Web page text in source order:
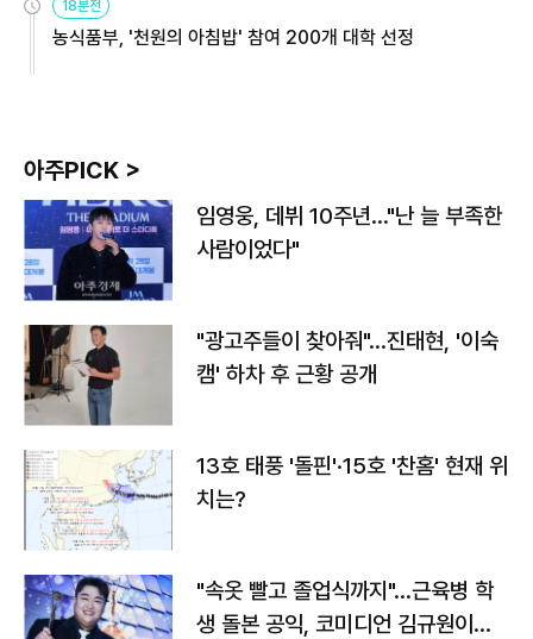
18분전
농식품부, '천원의 아침밥' 참여 200개 대학 선정
아주PICK >
임영웅, 데뷔 10주년…"난 늘 부족한
사람이었다"
"광고주들이 찾아줘"…진태현, '이숙
캠' 하차 후 근황 공개
13호 태풍 '돌핀'·15호 '찬홈' 현재 위
치는?
"속옷 빨고 졸업식까지"…근육병 학
생 돌본 공익, 코미디언 김규원이었